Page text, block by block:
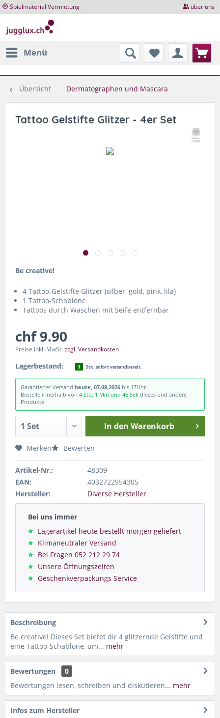
Spielmaterial Vermietung über uns
Menü
Übersicht Dermatographen und Mascara
Tattoo Gelstifte Glitzer - 4er Set
Be creative!
4 Tattoo-Gelstifte Glitzer (silber, gold, pink, lila)
1 Tattoo-Schablone
Tattoos durch Waschen mit Seife entfernbar
chf 9.90
Preise inkl. MwSt.zzgl. Versandkosten
Lagerbestand: 1 Stk. sofort versandbereit.
Garantierter Versand heute, 07.08.2026 bis 17Uhr.
Bestelle innerhalb von 4 Std, 1 Min und 46 Sek dieses und andere
Produkte.
In den Warenkorb
Merken Bewerten
Artikel-Nr.:
48309
EAN:
4032722954305
Hersteller:
Diverse Hersteller
Bei uns immer
Lagerartikel heute bestellt morgen geliefert
Klimaneutraler Versand
Bei Fragen 052 212 29 74
Unsere Öffnungszeiten
Geschenkverpackungs Service
Beschreibung
Be creative! Dieses Set bietet dir 4 glitzernde Gelstifte und
eine Tattoo-Schablone, um... mehr
Bewertungen
0
Bewertungen lesen, schreiben und diskutieren... mehr
Infos zum Hersteller